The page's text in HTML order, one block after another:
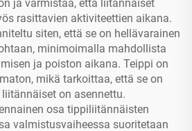
ja varmistaa, että liitännäiset
rasittavien aktiviteettien aikana.
siten, että se on hellävarainen
minimoimalla mahdollista
ja poiston aikana. Teippi on
mikä tarkoittaa, että se on
on asennettu.
osa tippiliitännäisten
valmistusvaiheessa suoritetaan